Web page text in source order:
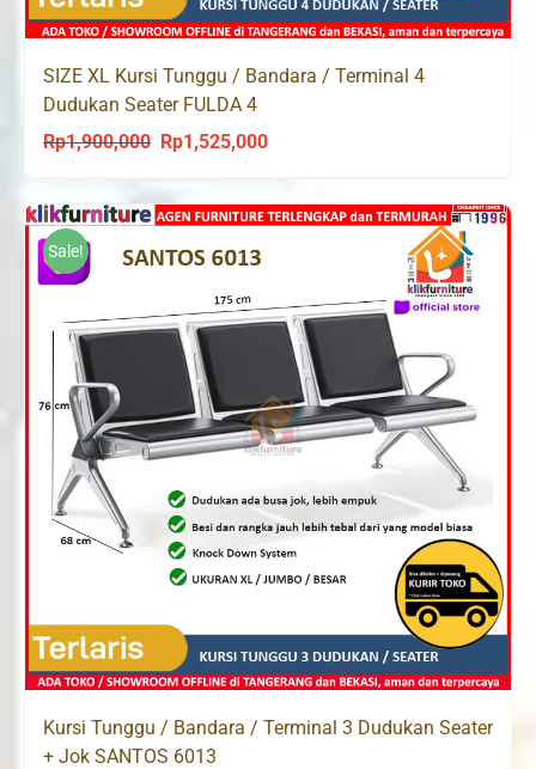
SIZE XL Kursi Tunggu / Bandara / Terminal 4
Dudukan Seater FULDA 4
Rp1,900,000
Original
was:
Rp1,525,000Current
is:
Sale!
Kursi Tunggu / Bandara / Terminal 3 Dudukan Seater
+ Jok SANTOS 6013